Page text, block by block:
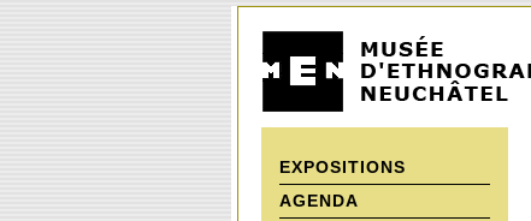
EXPOSITIONS
AGENDA